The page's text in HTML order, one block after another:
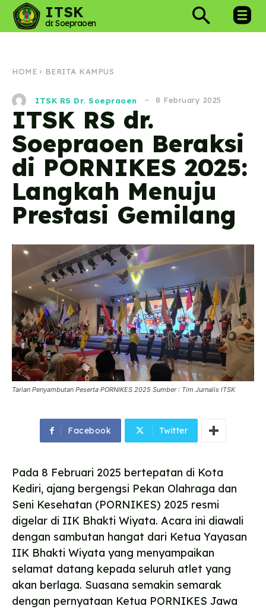
ITSK
dr. Soepraoen
HOME BERITA KAMPUS
ITSK RS Dr. Soepraoen 8 February 2025
ITSK RS dr.
Soepraoen Beraksi
di PORNIKES 2025:
Langkah Menuju
Prestasi Gemilang
Tarian Penyambutan Peserta PORNIKES 2025 Sumber : Tim Jurnalis ITSK
Facebook Twitter
Pada 8 Februari 2025 bertepatan di Kota
Kediri, ajang bergengsi Pekan Olahraga dan
Seni Kesehatan (PORNIKES) 2025 resmi
digelar di IIK Bhakti Wiyata. Acara ini diawali
dengan sambutan hangat dari Ketua Yayasan
IIK Bhakti Wiyata yang menyampaikan
selamat datang kepada seluruh atlet yang
akan berlaga. Suasana semakin semarak
dengan pernyataan Ketua PORNIKES Jawa